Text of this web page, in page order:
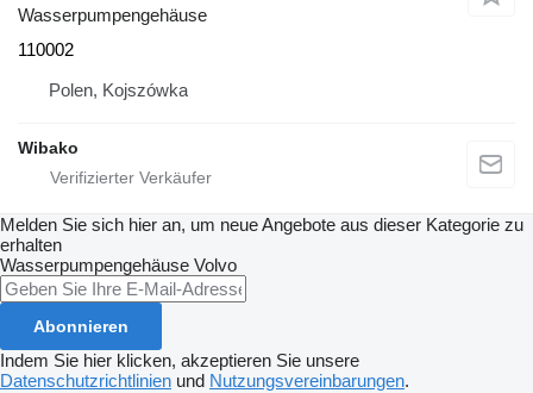
Wasserpumpengehäuse
110002
Polen, Kojszówka
Wibako
Melden Sie sich hier an, um neue Angebote aus dieser Kategorie zu
erhalten
Wasserpumpengehäuse Volvo
Abonnieren
Indem Sie hier klicken, akzeptieren Sie unsere
Datenschutzrichtlinien und Nutzungsvereinbarungen.